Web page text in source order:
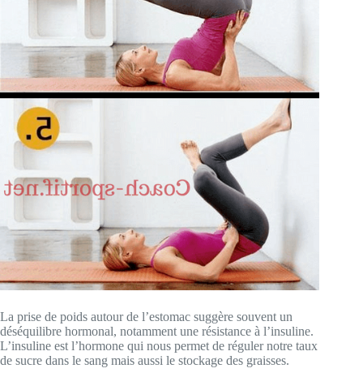
La prise de poids autour de l’estomac suggère souvent un
déséquilibre hormonal, notamment une résistance à l’insuline.
L’insuline est l’hormone qui nous permet de réguler notre taux
de sucre dans le sang mais aussi le stockage des graisses.